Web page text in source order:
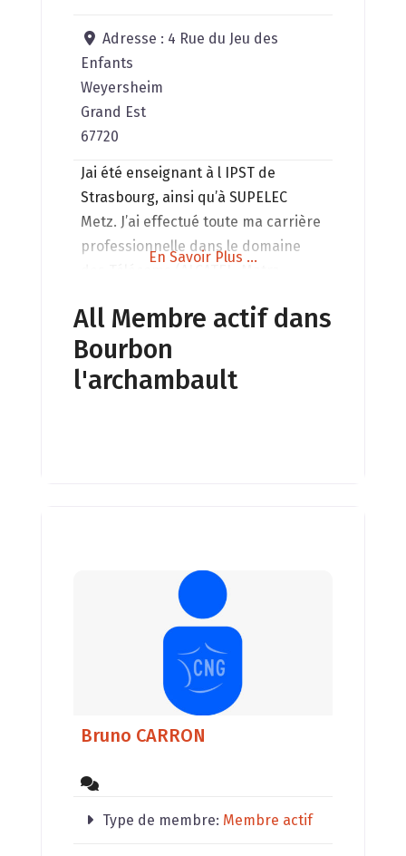
Adresse : 4 Rue du Jeu des
Enfants
Weyersheim
Grand Est
67720
Jai été enseignant à l IPST de
Strasbourg, ainsi qu’à SUPELEC
Metz. J’ai effectué toute ma carrière
professionnelle dans le domaine
Télécom). On me pose souvent des
questions sur l’ impact potentiel de
ces technologies sur nous, sur la
nature. Ce qui précède et le QI
En Savoir Plus ...
All Membre actif dans
Bourbon
l'archambault
Bruno CARRON
Type de membre: Membre actif